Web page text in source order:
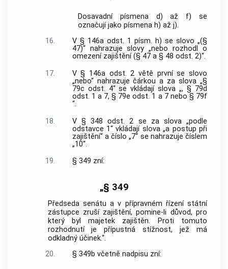
Dosavadní písmena d) až f) se
označují jako písmena h) až j).
16.
V § 146a odst. 1 písm. h) se slovo „(§
47)“ nahrazuje slovy „nebo rozhodl o
omezení zajištění (§ 47 a § 48 odst. 2)“.
17.
V § 146a odst. 2 větě první se slovo
„nebo“ nahrazuje čárkou a za slova „§
79c odst. 4“ se vkládají slova „, § 79d
odst. 1 a 7, § 79e odst. 1 a 7 nebo § 79f
“.
18.
V § 348 odst. 2 se za slova „podle
odstavce 1“ vkládají slova „a postup při
zajištění“ a číslo „7“ se nahrazuje číslem
„10“.
19.
§ 349 zní:
„§ 349
Předseda senátu a v přípravném řízení státní
zástupce zruší zajištění, pomine-li důvod, pro
který byl majetek zajištěn. Proti tomuto
rozhodnutí je přípustná stížnost, jež má
odkladný účinek.“.
20.
§ 349b včetně nadpisu zní: